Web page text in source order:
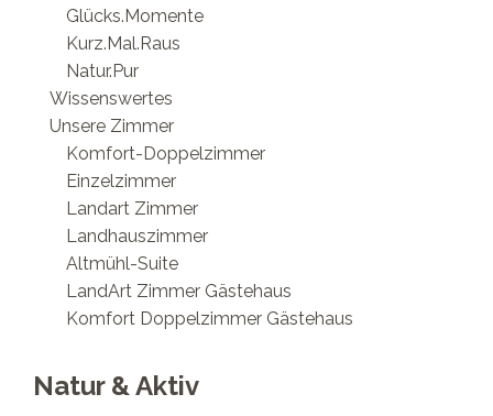
Glücks.Momente
Kurz.Mal.Raus
Natur.Pur
Wissenswertes
Unsere Zimmer
Komfort-Doppelzimmer
Einzelzimmer
Landart Zimmer
Landhauszimmer
Altmühl-Suite
LandArt Zimmer Gästehaus
Komfort Doppelzimmer Gästehaus
Natur & Aktiv